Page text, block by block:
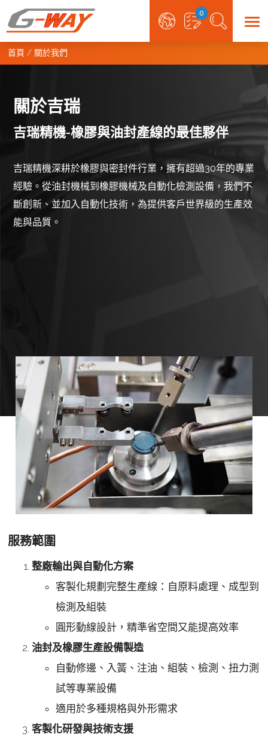
0
首頁 關於我們
關於吉瑞
吉瑞精機-橡膠與油封產線的最佳夥伴
吉瑞精機深耕於橡膠與密封件行業，擁有超過30年的專業
經驗。從油封機械到橡膠機械及自動化檢測設備，我們不
斷創新、並加入自動化技術，為提供客戶世界級的生產效
能與品質。
服務範圍
整廠輸出與自動化方案
客製化規劃完整生產線：自原料處理、成型到
檢測及組裝
圓形動線設計，精準省空間又能提高效率
油封及橡膠生產設備製造
自動修邊、入簧、注油、組裝、檢測、扭力測
試等專業設備
適用於多種規格與外形需求
客製化研發與技術支援